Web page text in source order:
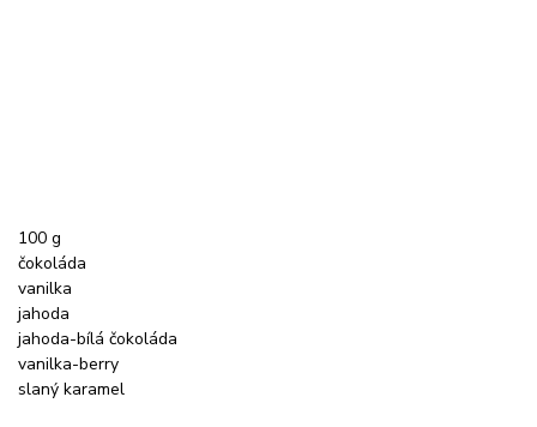
100 g
čokoláda
vanilka
jahoda
jahoda-bílá čokoláda
vanilka-berry
slaný karamel